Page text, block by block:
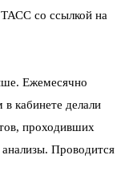
ТАСС со ссылкой на
Ежемесячно
кабинете делали
проходивших
Проводится